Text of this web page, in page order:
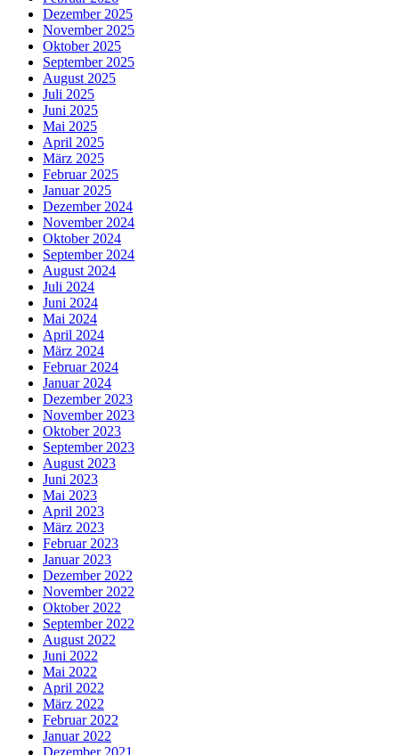
Dezember 2025
November 2025
Oktober 2025
September 2025
August 2025
Juli 2025
Juni 2025
Mai 2025
April 2025
März 2025
Februar 2025
Januar 2025
Dezember 2024
November 2024
Oktober 2024
September 2024
August 2024
Juli 2024
Juni 2024
Mai 2024
April 2024
März 2024
Februar 2024
Januar 2024
Dezember 2023
November 2023
Oktober 2023
September 2023
August 2023
Juni 2023
Mai 2023
April 2023
März 2023
Februar 2023
Januar 2023
Dezember 2022
November 2022
Oktober 2022
September 2022
August 2022
Juni 2022
Mai 2022
April 2022
März 2022
Februar 2022
Januar 2022
Dezember 2021